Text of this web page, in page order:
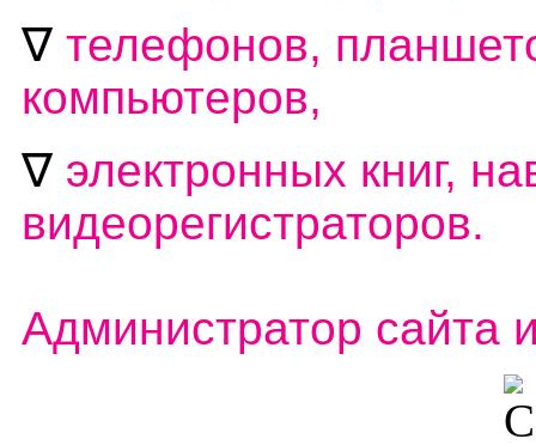
∇ телефонов,
компьютеров,
∇ электронных книг,
видеорегистраторов.
Администратор сайта